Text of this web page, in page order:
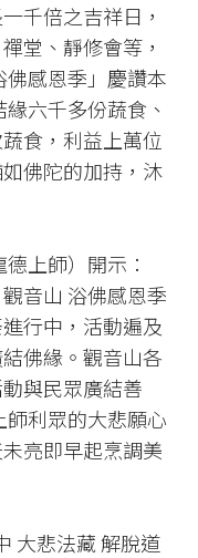
千倍之吉祥日，
堂、靜修會等，
感恩季」慶讚本
六千多份蔬食、
食，利益上萬位
佛陀的加持，沐
上師）開示：
音山 浴佛感恩季
行中，活動遍及
佛緣。觀音山各
與民眾廣結善
利眾的大悲願心
亮即早起烹調美
大悲法藏 解脫道